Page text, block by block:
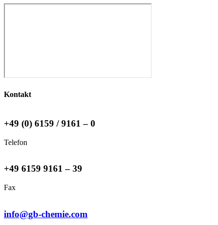
Kontakt
+49 (0) 6159 / 9161 – 0
Telefon
+49 6159 9161 – 39
Fax
info@gb-chemie.com